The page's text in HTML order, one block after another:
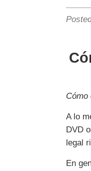
Cómo
A lo
DVD
legal
En